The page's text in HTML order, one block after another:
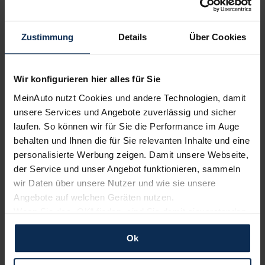
Zustimmung Details Über Cookies
Wir konfigurieren hier alles für Sie
MeinAuto nutzt Cookies und andere Technologien, damit
unsere Services und Angebote zuverlässig und sicher
laufen. So können wir für Sie die Performance im Auge
behalten und Ihnen die für Sie relevanten Inhalte und eine
personalisierte Werbung zeigen. Damit unsere Webseite,
der Service und unser Angebot funktionieren, sammeln
wir Daten über unsere Nutzer und wie sie unsere
Angebote auf welchen Geräten nutzen.
Wenn Sie das „OK“ finden, sind Sie damit einverstanden
und erlauben uns Cookies für unseren Service zu
verwenden und diese Daten an Dritte weiterzugeben,
etwa an unsere Marketingpartner. Falls Sie dem nicht
Ok
Volvo Renault
KIA BMW